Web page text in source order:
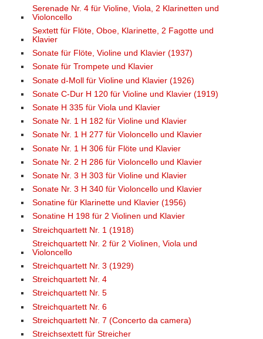
Serenade Nr. 4 für Violine, Viola, 2 Klarinetten und
Violoncello
Sextett für Flöte, Oboe, Klarinette, 2 Fagotte und
Klavier
Sonate für Flöte, Violine und Klavier (1937)
Sonate für Trompete und Klavier
Sonate d-Moll für Violine und Klavier (1926)
Sonate C-Dur H 120 für Violine und Klavier (1919)
Sonate H 335 für Viola und Klavier
Sonate Nr. 1 H 182 für Violine und Klavier
Sonate Nr. 1 H 277 für Violoncello und Klavier
Sonate Nr. 1 H 306 für Flöte und Klavier
Sonate Nr. 2 H 286 für Violoncello und Klavier
Sonate Nr. 3 H 303 für Violine und Klavier
Sonate Nr. 3 H 340 für Violoncello und Klavier
Sonatine für Klarinette und Klavier (1956)
Sonatine H 198 für 2 Violinen und Klavier
Streichquartett Nr. 1 (1918)
Streichquartett Nr. 2 für 2 Violinen, Viola und
Violoncello
Streichquartett Nr. 3 (1929)
Streichquartett Nr. 4
Streichquartett Nr. 5
Streichquartett Nr. 6
Streichquartett Nr. 7 (Concerto da camera)
Streichsextett für Streicher